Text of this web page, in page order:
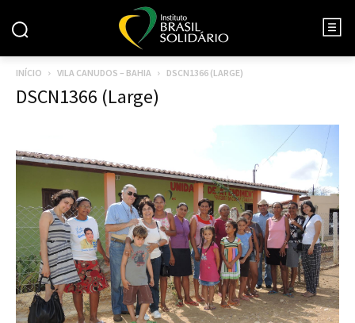
INÍCIO VILA CANUDOS – BAHIA DSCN1366 (LARGE)
DSCN1366 (Large)